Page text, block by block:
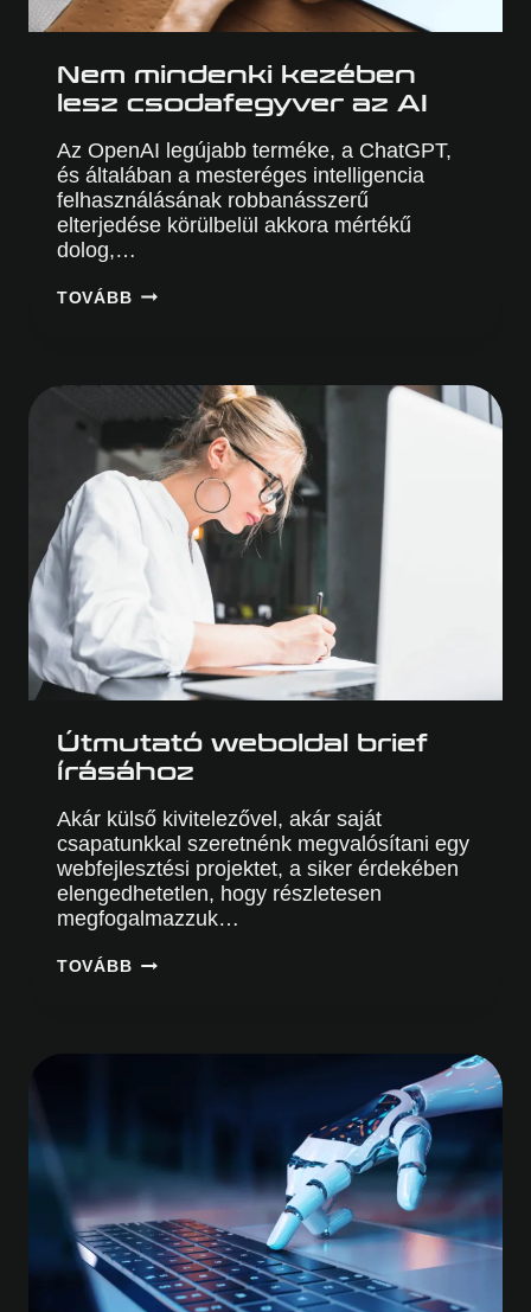
Nem mindenki kezében
lesz csodafegyver az AI
Az OpenAI legújabb terméke, a ChatGPT,
és általában a mesteréges intelligencia
felhasználásának robbanásszerű
elterjedése körülbelül akkora mértékű
dolog,…
TOVÁBB NEM
AI
Útmutató weboldal brief
írásához
Akár külső kivitelezővel, akár saját
csapatunkkal szeretnénk megvalósítani egy
webfejlesztési projektet, a siker érdekében
elengedhetetlen, hogy részletesen
megfogalmazzuk…
TOVÁBB ÚTMUTATÓ